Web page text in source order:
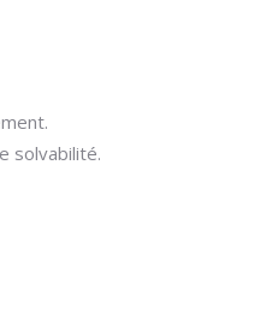
solvabilité.